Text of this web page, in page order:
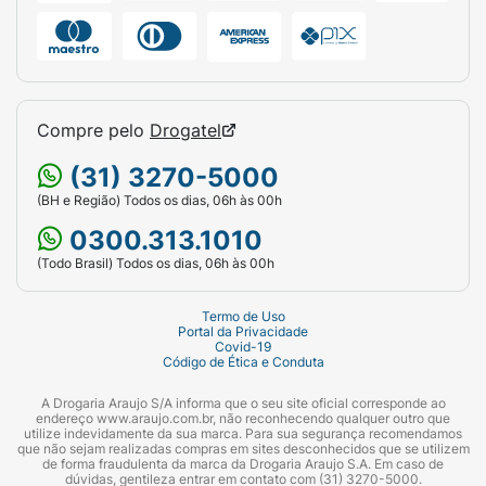
Compre pelo Drogatel
(31) 3270-5000
(BH e Região) Todos os dias, 06h às 00h
0300.313.1010
(Todo Brasil) Todos os dias, 06h às 00h
Termo de Uso
Portal da Privacidade
Covid-19
Código de Ética e Conduta
A Drogaria Araujo S/A informa que o seu site oficial corresponde ao
endereço www.araujo.com.br, não reconhecendo qualquer outro que
utilize indevidamente da sua marca. Para sua segurança recomendamos
que não sejam realizadas compras em sites desconhecidos que se utilizem
de forma fraudulenta da marca da Drogaria Araujo S.A. Em caso de
dúvidas, gentileza entrar em contato com (31) 3270-5000.